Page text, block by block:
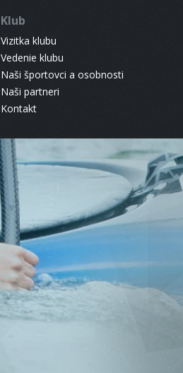
Klub
Vizitka klubu
Vedenie klubu
Naši športovci a osobnosti
Naši partneri
Kontakt